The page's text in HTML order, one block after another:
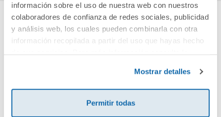
información sobre el uso de nuestra web con nuestros
colaboradores de confianza de redes sociales, publicidad
y análisis web, los cuales pueden combinarla con otra
información recopilada a partir del uso que hayas hecho
Mostrar detalles
Permitir todas
Cuéntanos tu opinión